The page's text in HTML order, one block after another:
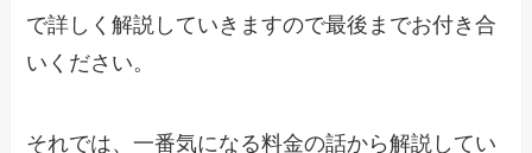
で詳しく解説していきますので最後までお付き合
いください。
それでは、一番気になる料金の話から解説してい